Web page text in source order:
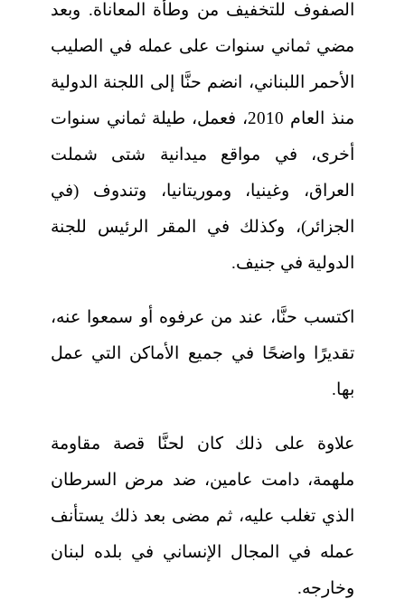
الصفوف للتخفيف من وطأة المعاناة. وبعد
مضي ثماني سنوات على عمله في الصليب
الأحمر اللبناني، انضم حنَّا إلى اللجنة الدولية
منذ العام 2010، فعمل، طيلة ثماني سنوات
أخرى، في مواقع ميدانية شتى شملت
العراق، وغينيا، وموريتانيا، وتندوف (في
الجزائر)، وكذلك في المقر الرئيس للجنة
الدولية في جنيف.
اكتسب حنَّا، عند من عرفوه أو سمعوا عنه،
تقديرًا واضحًا في جميع الأماكن التي عمل
بها.
علاوة على ذلك كان لحنَّا قصة مقاومة
ملهمة، دامت عامين، ضد مرض السرطان
الذي تغلب عليه، ثم مضى بعد ذلك يستأنف
عمله في المجال الإنساني في بلده لبنان
وخارجه.